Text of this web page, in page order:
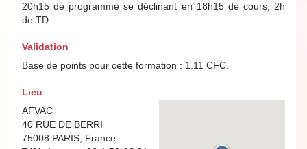
20h15 de programme se déclinant en 18h15 de cours, 2h
de TD
Validation
Base de points pour cette formation : 1.11 CFC.
Lieu
AFVAC
40 RUE DE BERRI
75008 PARIS, France